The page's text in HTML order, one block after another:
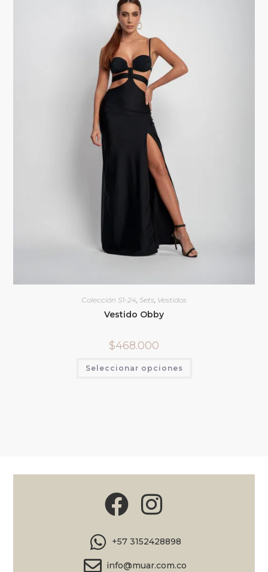
Colección S1-24 Sets Vestidos
Vestido Obby
$468.000
Seleccionar opciones
+57 3152428898
info@muar.com.co